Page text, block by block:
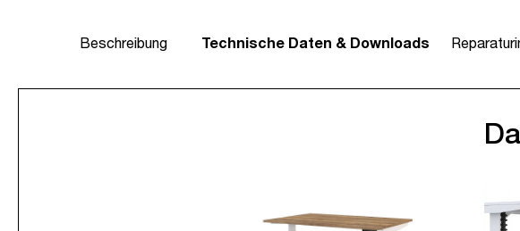
Beschreibung Technische Daten & Downloads